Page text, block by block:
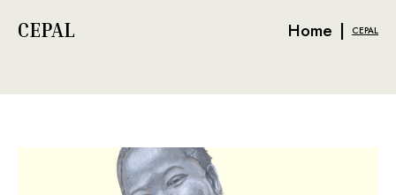
CEPAL Home | CEPAL